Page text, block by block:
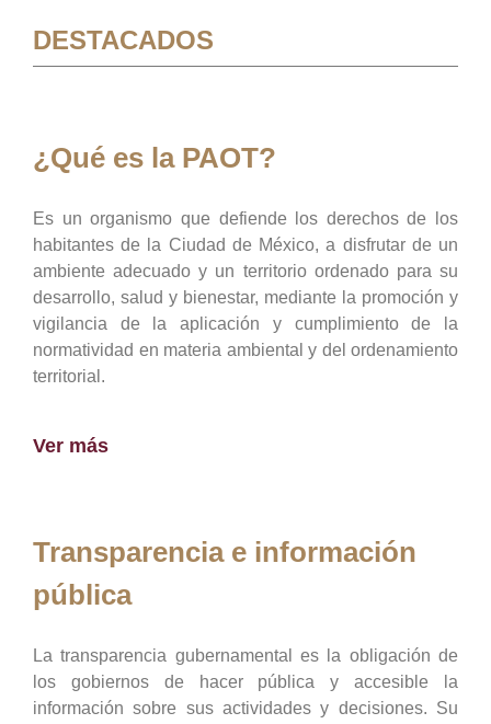
DESTACADOS
¿Qué es la PAOT?
Es un organismo que defiende los derechos de los
habitantes de la Ciudad de México, a disfrutar de un
ambiente adecuado y un territorio ordenado para su
desarrollo, salud y bienestar, mediante la promoción y
vigilancia de la aplicación y cumplimiento de la
normatividad en materia ambiental y del ordenamiento
territorial.
Ver más
Transparencia e información
pública
La transparencia gubernamental es la obligación de
los gobiernos de hacer pública y accesible la
información sobre sus actividades y decisiones. Su